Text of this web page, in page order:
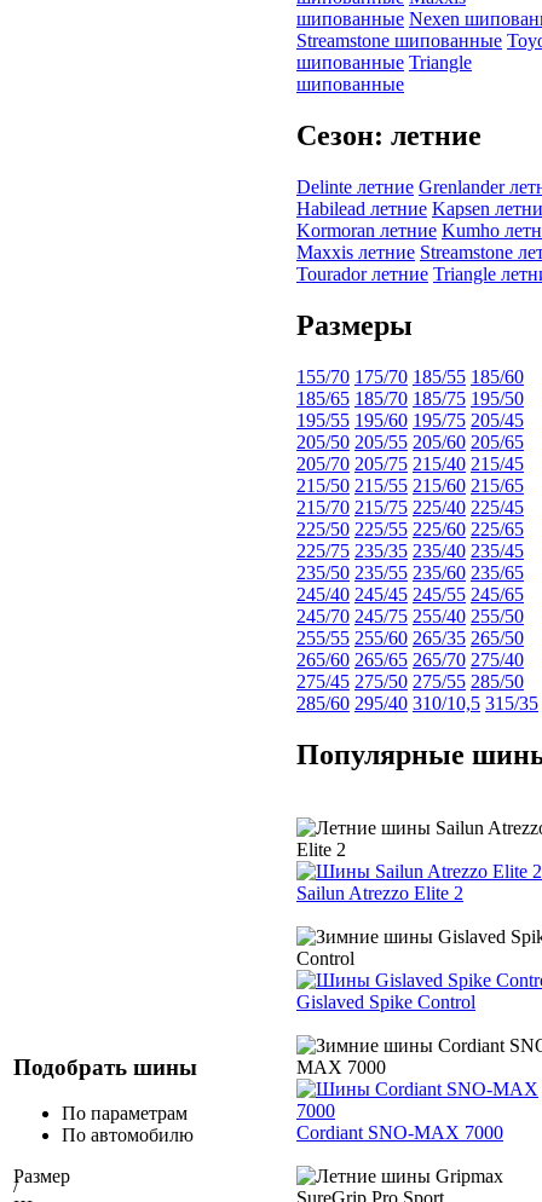
Подобрать шины
По параметрам
По автомобилю
Размер
/
шипованные Nexen
Streamstone шипованные
шипованные Triangle
шипованные
Сезон: летние
Delinte летние Grenlander
Habilead летние Kapsen
Kormoran летние Kumho
Maxxis летние Streamstone
Tourador летние Triangle
Размеры
155/70 175/70 185/55 185/60
185/65 185/70 185/75 195/50
195/55 195/60 195/75 205/45
205/50 205/55 205/60 205/65
205/70 205/75 215/40 215/45
215/50 215/55 215/60 215/65
215/70 215/75 225/40 225/45
225/50 225/55 225/60 225/65
225/75 235/35 235/40 235/45
235/50 235/55 235/60 235/65
245/40 245/45 245/55 245/65
245/70 245/75 255/40 255/50
255/55 255/60 265/35 265/50
265/60 265/65 265/70 275/40
275/45 275/50 275/55 285/50
285/60 295/40 310/10,5 315/35
Популярные
Sailun Atrezzo Elite 2
Gislaved Spike Control
Cordiant SNO-MAX 7000